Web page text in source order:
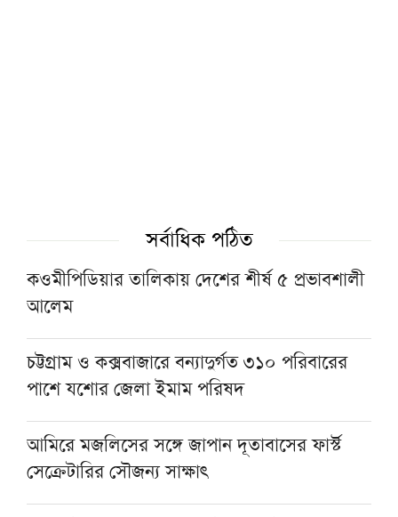
ফ্যাসিবাদবিরোধী শক্তির ঐক্য’
বাদশাহ সালমানের দাওয়াতে ওমরাহ পালনে ২৩
দেশের ২৫০ অতিথি সৌদিতে
৫৬ বছরের ইমামকে ওমরাহয় পাঠালেন গ্রামবাসী
সর্বাধিক পঠিত
কওমীপিডিয়ার তালিকায় দেশের শীর্ষ ৫ প্রভাবশালী
আলেম
চট্টগ্রাম ও কক্সবাজারে বন্যাদুর্গত ৩১০ পরিবারের
পাশে যশোর জেলা ইমাম পরিষদ
আমিরে মজলিসের সঙ্গে জাপান দূতাবাসের ফার্স্ট
সেক্রেটারির সৌজন্য সাক্ষাৎ